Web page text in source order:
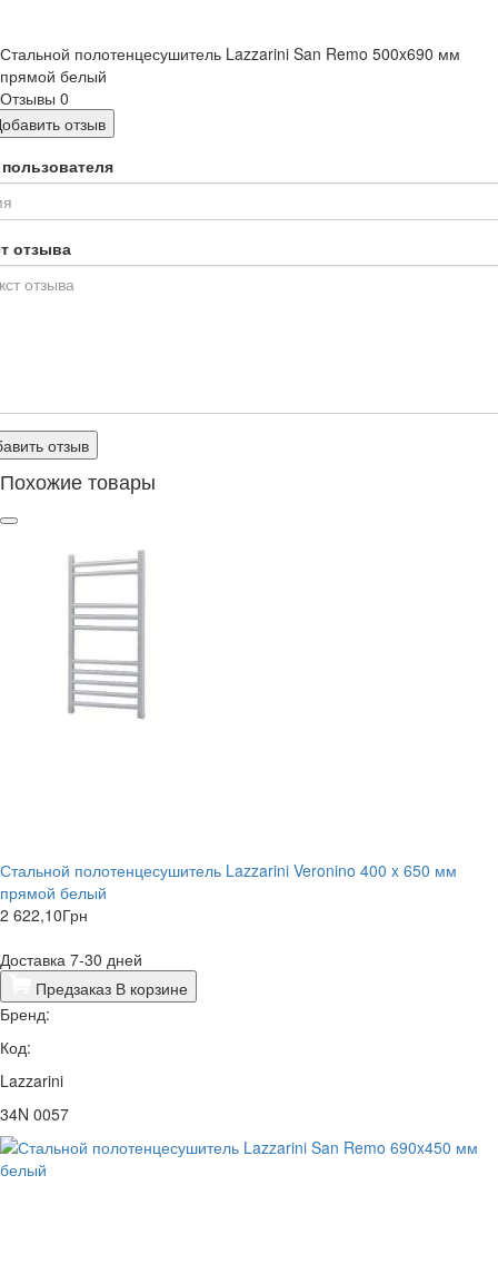
Стальной полотенцесушитель Lazzarini San Remo 500x690 мм
прямой белый
Отзывы 0
отзыв
отзыва
отзыв
Похожие товары
Стальной полотенцесушитель Lazzarini Veronino 400 x 650 мм
прямой белый
2 622,10Грн
Доставка 7-30 дней
Предзаказ В корзине
Бренд:
Код:
Lazzarini
34N 0057